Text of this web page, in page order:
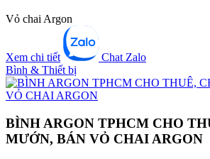
Vỏ chai Argon
Xem chi tiết
Chat Zalo
Bình & Thiết bị
BÌNH ARGON TPHCM CHO
MƯỚN, BÁN VỎ CHAI ARGON